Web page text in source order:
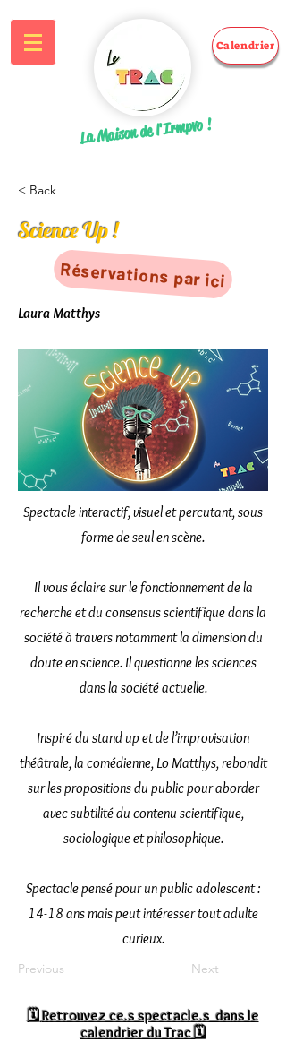
Calendrier
La Maison de l'Irmpvo !
< Back
Science Up !
Réservations par ici
Laura Matthys
Spectacle interactif, visuel et percutant, sous
forme de seul en scène.
Il vous éclaire sur le fonctionnement de la
recherche et du consensus scientifique dans la
société à travers notamment la dimension du
doute en science. Il questionne les sciences
dans la société actuelle.
Inspiré du stand up et de l’improvisation
théâtrale, la comédienne, Lo Matthys, rebondit
sur les propositions du public pour aborder
avec subtilité du contenu scientifique,
sociologique et philosophique.
Spectacle pensé pour un public adolescent :
14-18 ans mais peut intéresser tout adulte
curieux.
Previous Next
🗓Retrouvez ce.s spectacle.s dans le
calendrier du Trac 🗓